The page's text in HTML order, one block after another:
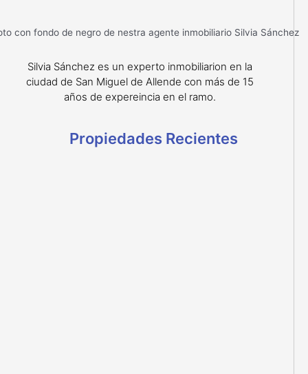
Silvia Sánchez es un experto inmobiliarion en la
ciudad de San Miguel de Allende con más de 15
años de expereincia en el ramo.
Propiedades Recientes